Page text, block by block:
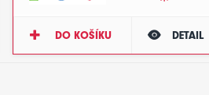
DO KOŠÍKU DETAIL